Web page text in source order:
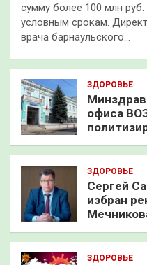
сумму более 100 млн
условным срокам.
врача барнаульского…
ЗДОРОВЬЕ
офиса
ЗДОРОВЬЕ
Сергей
избран
ЗДОРОВЬЕ